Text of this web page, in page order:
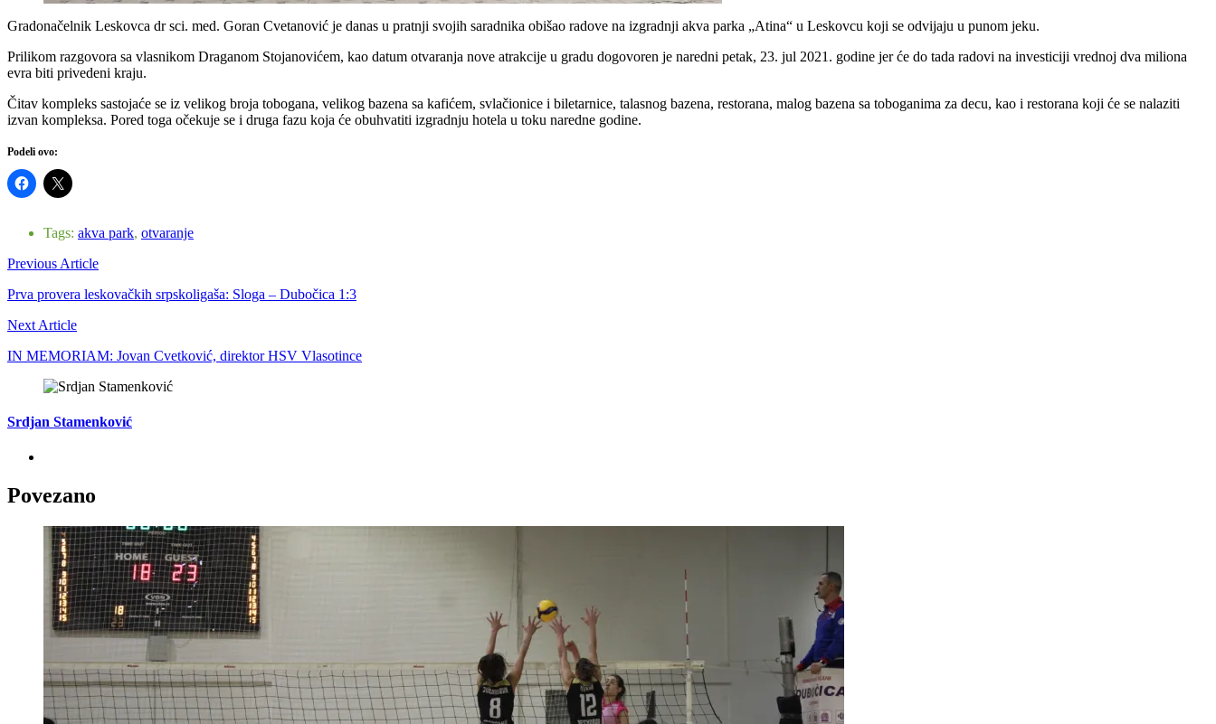
Gradonačelnik Leskovca dr sci. med. Goran Cvetanović je danas u pratnji svojih saradnika obišao radove na izgradnji akva parka „Atina“ u Leskovcu koji se odvijaju u punom jeku.
Prilikom razgovora sa vlasnikom Draganom Stojanovićem, kao datum otvaranja nove atrakcije u gradu dogovoren je naredni petak, 23. jul 2021. godine jer će do tada radovi na investiciji vrednoj dva miliona
evra biti privedeni kraju.
Čitav kompleks sastojaće se iz velikog broja tobogana, velikog bazena sa kafićem, svlačionice i biletarnice, talasnog bazena, restorana, malog bazena sa toboganima za decu, kao i restorana koji će se nalaziti
izvan kompleksa. Pored toga očekuje se i druga fazu koja će obuhvatiti izgradnju hotela u toku naredne godine.
Podeli ovo:
Tags: akva park, otvaranje
Previous Article
Prva provera leskovačkih srpskoligaša: Sloga – Dubočica 1:3
Next Article
IN MEMORIAM: Jovan Cvetković, direktor HSV Vlasotince
Srdjan Stamenković
Povezano